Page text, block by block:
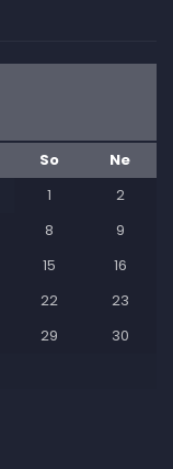
So
Ne
1
2
8
9
15
16
22
23
29
30